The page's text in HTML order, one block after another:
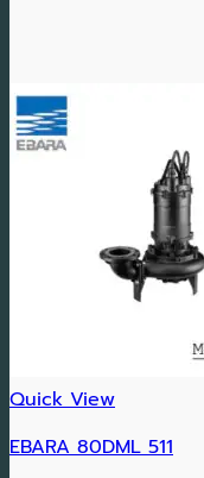
Quick View
EBARA 80DML 511